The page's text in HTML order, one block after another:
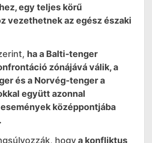
egy teljes körű
vezethetnek az egész északi
ha a Balti-tenger
zónájává válik, a
és a Norvég-tenger a
együtt azonnal
középpontjába
hogya konfliktus